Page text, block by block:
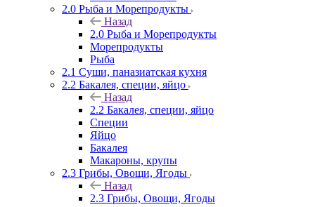
2.0 Рыба и Морепродукты
Назад
2.0 Рыба и Морепродукты
Морепродукты
Рыба
2.1 Суши, паназиатская кухня
2.2 Бакалея, специи, яйцо
Назад
2.2 Бакалея, специи, яйцо
Специи
Яйцо
Бакалея
Макароны, крупы
2.3 Грибы, Овощи, Ягоды
Назад
2.3 Грибы, Овощи, Ягоды